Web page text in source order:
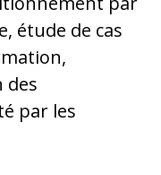
étude de cas
des
par les